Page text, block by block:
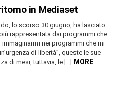
in Mediaset
lo scorso 30 giugno, ha lasciato
rappresentata dai programmi che
nei programmi che mi
di libertà”, queste le sue
di mesi, tuttavia, le […]
MORE